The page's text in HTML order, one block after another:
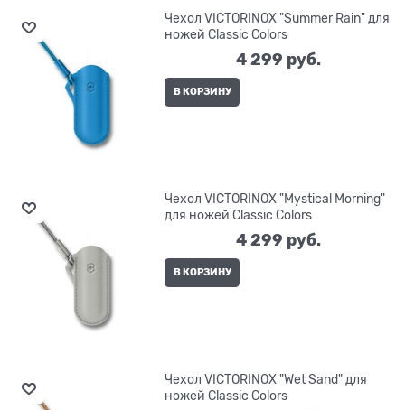
Чехол VICTORINOX "Summer Rain" для
ножей Classic Colors
4 299 руб.
В КОРЗИНУ
Чехол VICTORINOX "Mystical Morning"
для ножей Classic Colors
4 299 руб.
В КОРЗИНУ
Чехол VICTORINOX "Wet Sand" для
ножей Classic Colors